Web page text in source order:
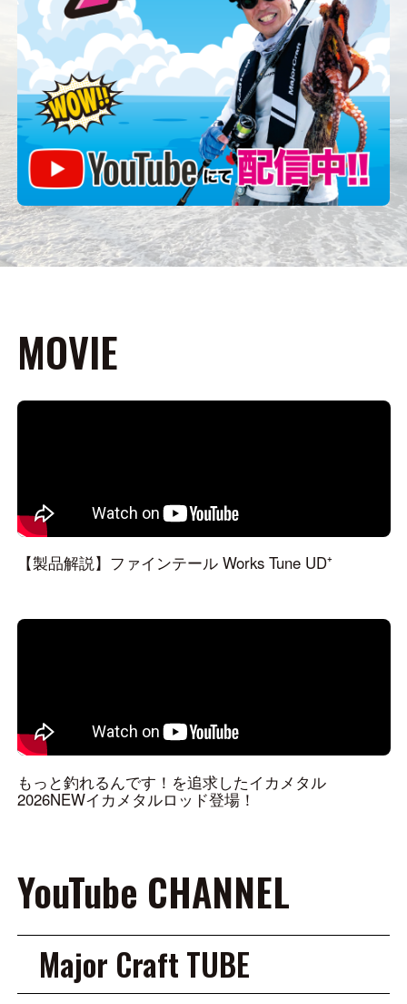
MOVIE
【製品解説】ファインテール Works Tune UD⁺
もっと釣れるんです！を追求したイカメタル
2026NEWイカメタルロッド登場！
YouTube CHANNEL
Major Craft TUBE